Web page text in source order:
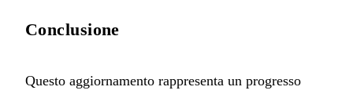
Conclusione
Questo aggiornamento rappresenta un progresso